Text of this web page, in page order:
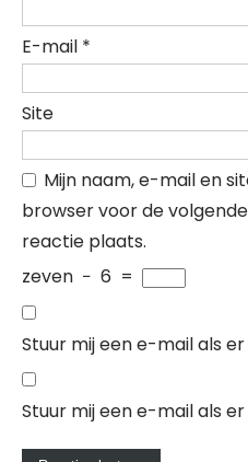
E-mail *
Site
Mijn naam, e-mail en
browser voor de
reactie plaats.
zeven − 6 =
Stuur mij een e-mail als
Stuur mij een e-mail als